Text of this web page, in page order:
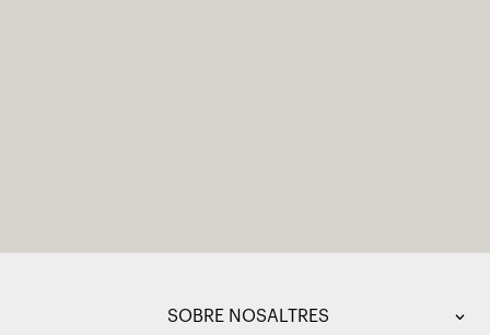
SOBRE NOSALTRES